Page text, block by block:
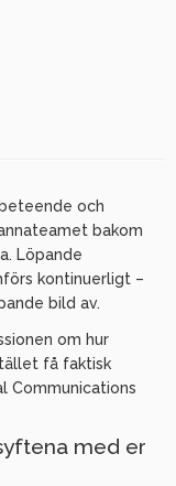
och
bakom
Löpande
kontinuerligt –
bild av.
om hur
få faktisk
Communications
med er